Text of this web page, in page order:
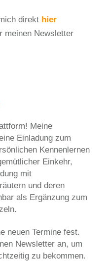
direkt hier
meinen Newsletter
Meine
Einladung zum
Kennenlernen
Einkehr,
mit
und deren
als Ergänzung zum
neuen Termine fest.
Newsletter an, um
zu bekommen.